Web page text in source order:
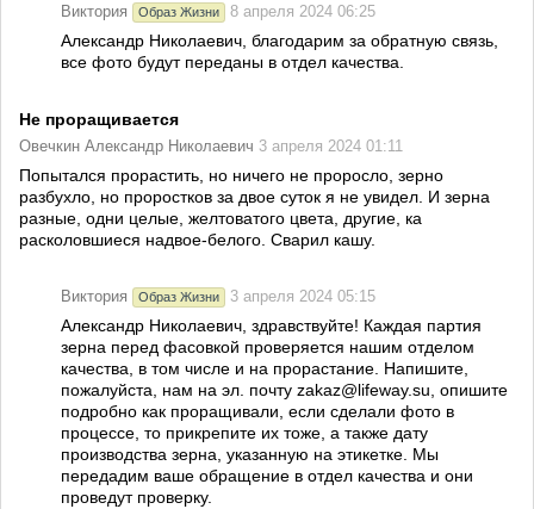
Виктория Образ Жизни 8 апреля 2024 06:25
Александр Николаевич, благодарим за обратную связь,
все фото будут переданы в отдел качества.
Не проращивается
Овечкин Александр Николаевич 3 апреля 2024 01:11
Попытался прорастить, но ничего не проросло, зерно
разбухло, но проростков за двое суток я не увидел. И зерна
разные, одни целые, желтоватого цвета, другие, ка
расколовшиеся надвое-белого. Сварил кашу.
Виктория Образ Жизни 3 апреля 2024 05:15
Александр Николаевич, здравствуйте! Каждая партия
зерна перед фасовкой проверяется нашим отделом
качества, в том числе и на прорастание. Напишите,
пожалуйста, нам на эл. почту zakaz@lifeway.su, опишите
подробно как проращивали, если сделали фото в
процессе, то прикрепите их тоже, а также дату
производства зерна, указанную на этикетке. Мы
передадим ваше обращение в отдел качества и они
проведут проверку.